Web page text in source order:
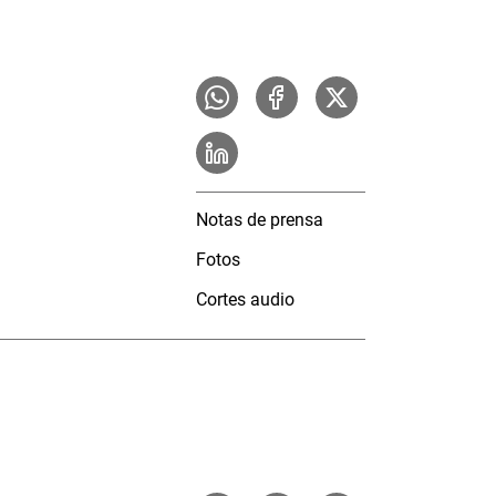
Notas de prensa
Fotos
Cortes audio